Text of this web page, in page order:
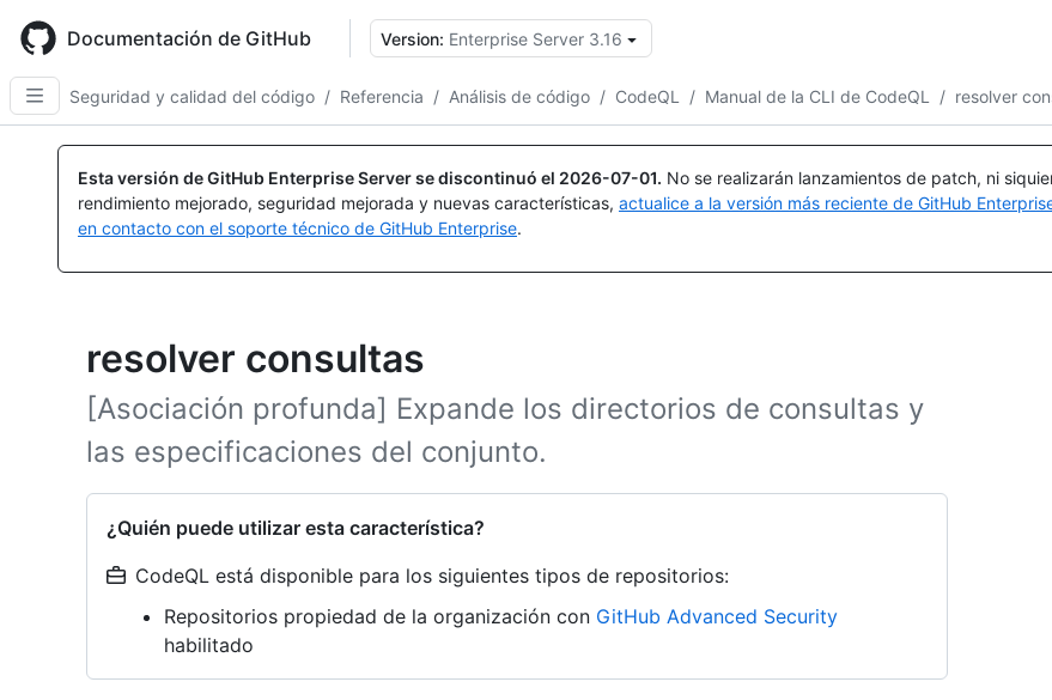
main
content
Documentación de GitHub Version: Enterprise Server 3.16
Seguridad y calidad del código / Referencia / Análisis de código / CodeQL / Manual de la CLI de CodeQL / resolver
Esta versión de GitHub Enterprise Server se discontinuó el 2026-07-01. No se realizarán lanzamientos de patch, ni
rendimiento mejorado, seguridad mejorada y nuevas características, actualice a la versión más reciente de GitHub
en contacto con el soporte técnico de GitHub Enterprise.
resolver consultas
[Asociación profunda] Expande los directorios de consultas y
las especificaciones del conjunto.
¿Quién puede utilizar esta característica?
CodeQL está disponible para los siguientes tipos de repositorios:
Repositorios propiedad de la organización con GitHub Advanced Security
habilitado